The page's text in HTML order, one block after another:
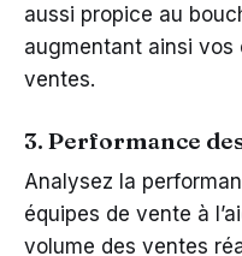
aussi propice au
augmentant ainsi vos
ventes.
3. Performance
Analysez la
équipes de vente à
volume des ventes